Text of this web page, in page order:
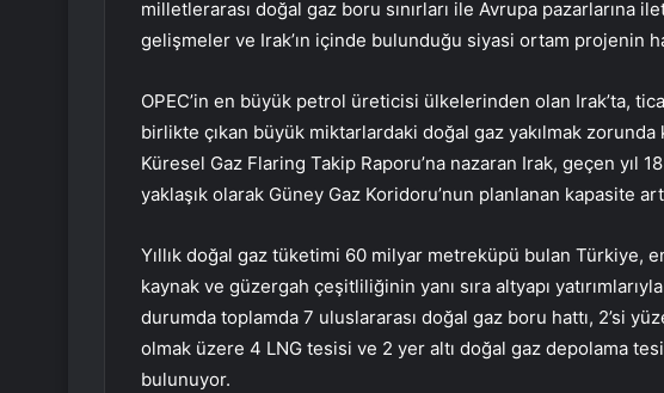
milletlerarası doğal gaz boru sınırları ile Avrupa pazarlarına
gelişmeler ve Irak’ın içinde bulunduğu siyasi ortam projenin
OPEC’in en büyük petrol üreticisi ülkelerinden olan Irak’ta,
birlikte çıkan büyük miktarlardaki doğal gaz yakılmak zorunda
Küresel Gaz Flaring Takip Raporu’na nazaran Irak, geçen yıl
yaklaşık olarak Güney Gaz Koridoru’nun planlanan kapasite
Yıllık doğal gaz tüketimi 60 milyar metreküpü bulan Türkiye,
kaynak ve güzergah çeşitliliğinin yanı sıra altyapı
durumda toplamda 7 uluslararası doğal gaz boru hattı, 2’si
olmak üzere 4 LNG tesisi ve 2 yer altı doğal gaz depolama
bulunuyor.